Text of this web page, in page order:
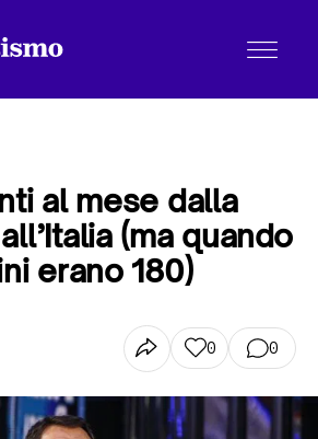
al mese dalla
(ma quando
erano 180)
0 0